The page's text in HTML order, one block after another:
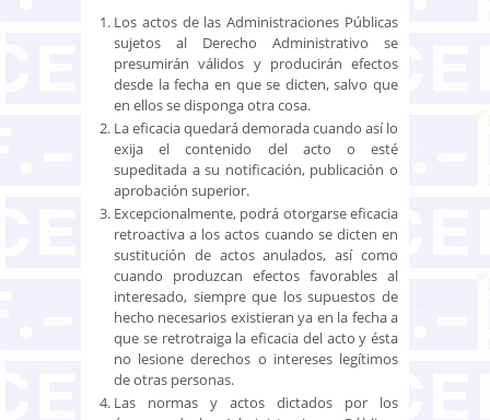
Los actos de las Administraciones Públicas
sujetos al Derecho Administrativo se
presumirán válidos y producirán efectos
desde la fecha en que se dicten, salvo que
en ellos se disponga otra cosa.
La eficacia quedará demorada cuando así lo
exija el contenido del acto o esté
supeditada a su notificación, publicación o
aprobación superior.
Excepcionalmente, podrá otorgarse eficacia
retroactiva a los actos cuando se dicten en
sustitución de actos anulados, así como
cuando produzcan efectos favorables al
interesado, siempre que los supuestos de
hecho necesarios existieran ya en la fecha a
que se retrotraiga la eficacia del acto y ésta
no lesione derechos o intereses legítimos
de otras personas.
Las normas y actos dictados por los